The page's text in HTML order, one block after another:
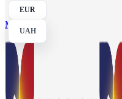
EUR
UAH
Menu